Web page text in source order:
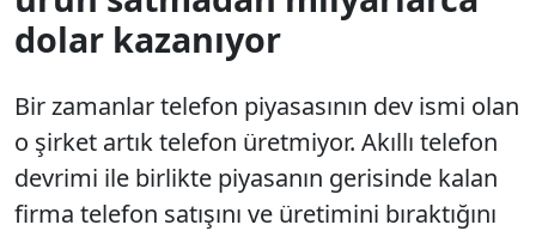
dolar kazanıyor
Bir zamanlar telefon piyasasının dev ismi olan
o şirket artık telefon üretmiyor. Akıllı telefon
devrimi ile birlikte piyasanın gerisinde kalan
firma telefon satışını ve üretimini bıraktığını